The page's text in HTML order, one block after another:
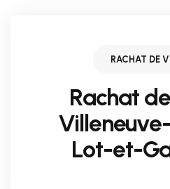
RACHAT DE
Rachat
Lot-et-